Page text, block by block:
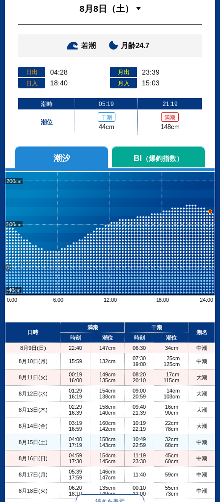
若潮 月齢24.7
日出 04:28
日入 18:40
月出 23:39
月入 15:03
潮時
潮位
05:19
干潮
44cm
21:19
満潮
148cm
潮汐 BI （爆釣指数）
200
100
0
-40
0:00
6:00 12:00 18:00 24:00
+
日時
満潮
干潮
潮名
時刻
潮位 時刻
潮位
8月9日(日)
22:40 147cm 06:30 34cm 中潮
8月10日(月) 15:59 132cm
07:30
19:00
25cm
125cm
中潮
8月11日(火)
00:19
16:00
149cm
135cm
08:20
20:10
17cm
115cm
大潮
8月12日(水)
01:29
16:19
154cm
138cm
09:00
20:59
14cm
103cm
大潮
8月13日(木)
02:29
16:39
158cm
140cm
09:40
21:39
16cm
90cm
大潮
8月14日(金)
03:19
16:59
160cm
142cm
10:19
22:19
22cm
78cm
大潮
8月15日(土)
04:00
17:19
158cm
143cm
10:49
22:59
32cm
68cm
中潮
8月16日(日)
04:59
17:30
154cm
145cm
11:19
23:30
45cm
60cm
中潮
8月17日(月)
05:39
17:59
146cm
147cm
11:40 59cm 中潮
8月18日(火)
06:20
18:10
135cm
149cm
00:10
12:00
55cm
73cm
中潮